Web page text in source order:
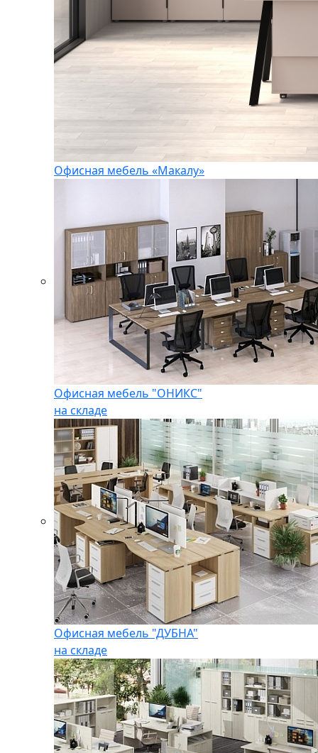
Офисная мебель «Макалу»
Офисная мебель "ОНИКС"
на складе
Офисная мебель "ДУБНА"
на складе